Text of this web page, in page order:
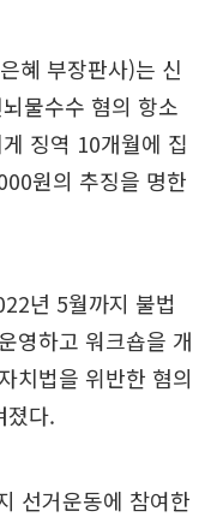
혜 부장판사)는 신
물수수 혐의 항소
징역 10개월에 집
원의 추징을 명한
년 5월까지 불법
영하고 워크숍을 개
치법을 위반한 혐의
졌다.
선거운동에 참여한